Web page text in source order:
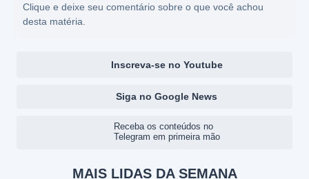
Clique e deixe seu comentário sobre o que você achou
desta matéria.
Inscreva-se no Youtube
Siga no Google News
Receba os conteúdos no
Telegram em primeira mão
MAIS LIDAS DA SEMANA